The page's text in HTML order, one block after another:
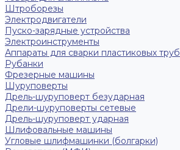
Штроборезы
Электродвигатели
Пуско-зарядные устройства
Электроинструменты
Аппараты для сварки пластиковых труб
Рубанки
Фрезерные машины
Шуруповерты
Дрель-шуруповерт безударная
Дрели-шуруповерты сетевые
Дрель-шуруповерт ударная
Шлифовальные машины
Угловые шлифмашинки (болгарки)